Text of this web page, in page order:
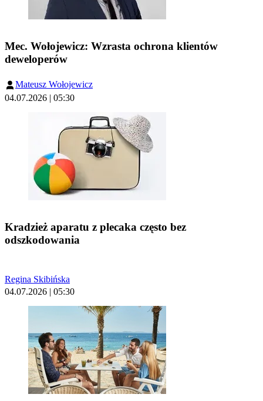
Mec. Wołojewicz: Wzrasta ochrona klientów
deweloperów
Mateusz Wołojewicz
04.07.2026 | 05:30
Kradzież aparatu z plecaka często bez
odszkodowania
Regina Skibińska
04.07.2026 | 05:30